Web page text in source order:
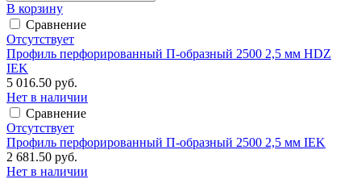
В корзину
Сравнение
Отсутствует
Профиль перфорированный П-образный 2500 2,5 мм HDZ
IEK
5 016.50 руб.
Нет в наличии
Сравнение
Отсутствует
Профиль перфорированный П-образный 2500 2,5 мм IEK
2 681.50 руб.
Нет в наличии